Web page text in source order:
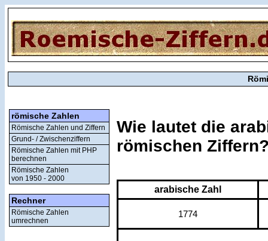
römische Zahlen
Römische Zahlen und Ziffern
Grund- / Zwischenziffern
Römische Zahlen mit PHP
berechnen
Römische Zahlen
von 1950 - 2000
Rechner
Römische Zahlen
umrechnen
Wie lautet die
römischen
arabische Zahl
1774